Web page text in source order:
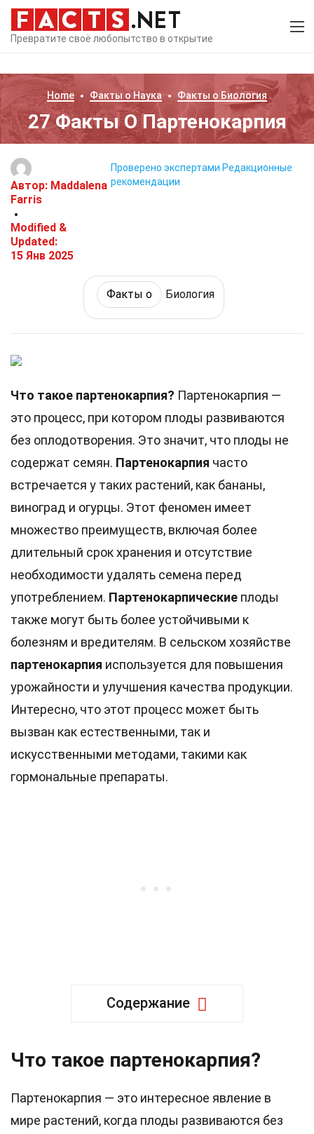
Превратите своё любопытство в открытие
Home Факты о Наука Факты о Биология
27 Факты О Партенокарпия
Автор: Maddalena
Farris
Modified &
Updated:
15 Янв 2025
Проверено экспертами Редакционные
рекомендации
Факты о Биология
Что такое партенокарпия? Партенокарпия —
это процесс, при котором плоды развиваются
без оплодотворения. Это значит, что плоды не
содержат семян. Партенокарпия часто
встречается у таких растений, как бананы,
виноград и огурцы. Этот феномен имеет
множество преимуществ, включая более
длительный срок хранения и отсутствие
необходимости удалять семена перед
употреблением. Партенокарпические плоды
также могут быть более устойчивыми к
болезням и вредителям. В сельском хозяйстве
партенокарпия используется для повышения
урожайности и улучшения качества продукции.
Интересно, что этот процесс может быть
вызван как естественными, так и
искусственными методами, такими как
гормональные препараты.
Содержание
Что такое партенокарпия?
Партенокарпия — это интересное явление в
мире растений, когда плоды развиваются без